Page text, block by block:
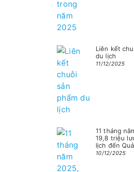
Liên kết
du lịch
11/12/2025
11 tháng
19,8 triệu
lịch đến
10/12/2025